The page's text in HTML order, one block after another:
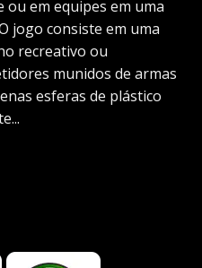
em equipes em uma
jogo consiste em uma
recreativo ou
munidos de armas
esferas de plástico